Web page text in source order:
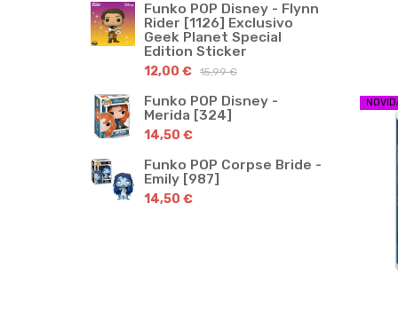
Funko POP Disney - Flynn
Rider [1126] Exclusivo
Geek Planet Special
Edition Sticker
12,00 € 15,99 €
Funko POP Disney -
Merida [324]
14,50 €
Funko POP Corpse Bride -
Emily [987]
14,50 €